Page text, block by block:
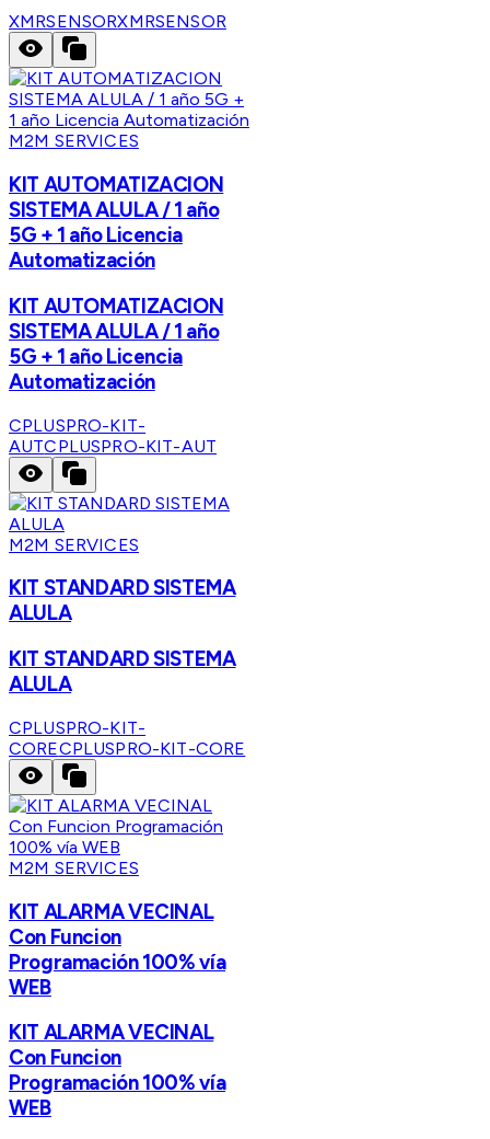
XMRSENSORXMRSENSOR
M2M SERVICES
KIT AUTOMATIZACION
SISTEMA ALULA / 1 año
5G + 1 año Licencia
Automatización
KIT AUTOMATIZACION
SISTEMA ALULA / 1 año
5G + 1 año Licencia
Automatización
CPLUSPRO-KIT-
AUTCPLUSPRO-KIT-AUT
M2M SERVICES
KIT STANDARD SISTEMA
ALULA
KIT STANDARD SISTEMA
ALULA
CPLUSPRO-KIT-
CORECPLUSPRO-KIT-CORE
M2M SERVICES
KIT ALARMA VECINAL
Con Funcion
Programación 100% vía
WEB
KIT ALARMA VECINAL
Con Funcion
Programación 100% vía
WEB